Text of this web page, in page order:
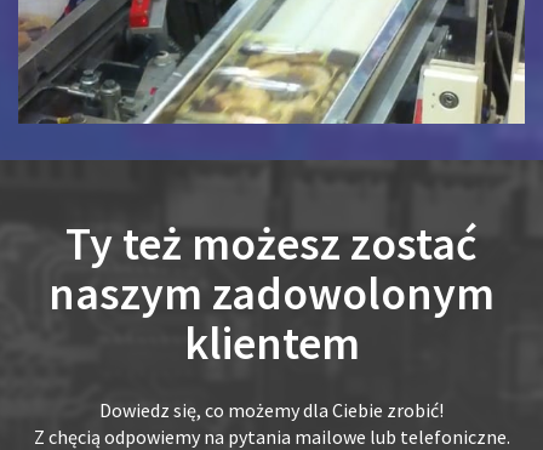
Ty też możesz zostać
naszym zadowolonym
klientem
Dowiedz się, co możemy dla Ciebie zrobić!
Z chęcią odpowiemy na pytania mailowe lub telefoniczne.